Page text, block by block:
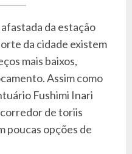
da estação
da cidade existem
mais baixos,
Assim como
Fushimi Inari
de toriis
poucas opções de